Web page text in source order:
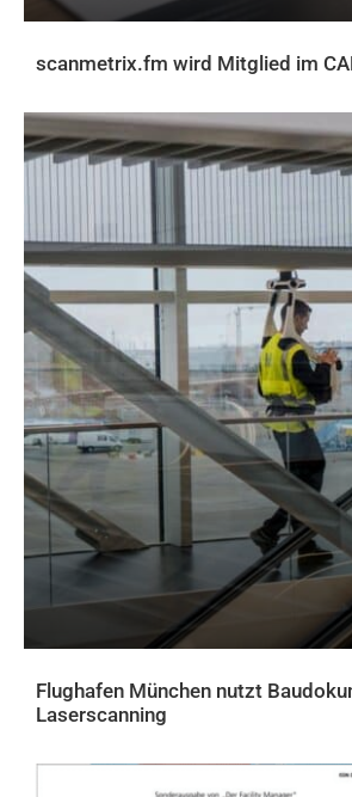
scanmetrix.fm wird Mitglied im
Flughafen München nutzt
Laserscanning